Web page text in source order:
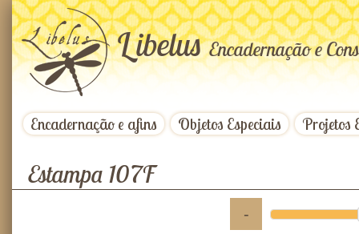
LibelusEncadernação e
Encadernação e afins Objetos Especiais Projetos
Estampa 107F
-